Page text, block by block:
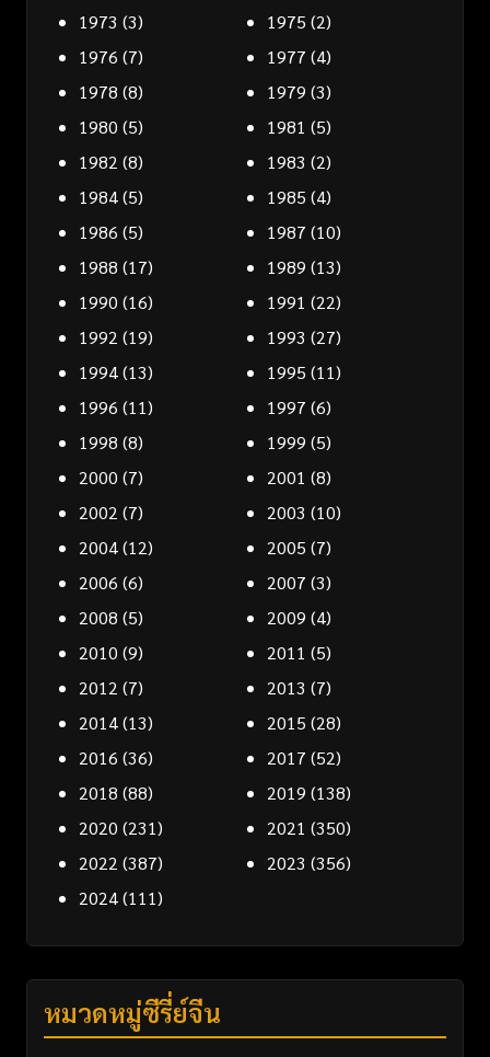
1973 (3) 1975 (2)
1976 (7) 1977 (4)
1978 (8) 1979 (3)
1980 (5) 1981 (5)
1982 (8) 1983 (2)
1984(5) 1985 (4)
1986 (5) 1987 (10)
1988 (17) 1989 (13)
1990 (16) 1991 (22)
1992 (19) 1993 (27)
1994(13) 1995 (11)
1996 (11) 1997 (6)
1998 (8) 1999 (5)
2000 (7) 2001 (8)
2002 (7) 2003 (10)
2004(12) 2005 (7)
2006 (6) 2007 (3)
2008 (5) 2009 (4)
2010 (9) 2011 (5)
2012 (7) 2013 (7)
2014(13) 2015 (28)
2016 (36) 2017 (52)
2018 (88) 2019 (138)
2020 (231) 2021 (350)
2022 (387) 2023 (356)
2024(111)
หมวดหมู่ซีรี่ย์จีน